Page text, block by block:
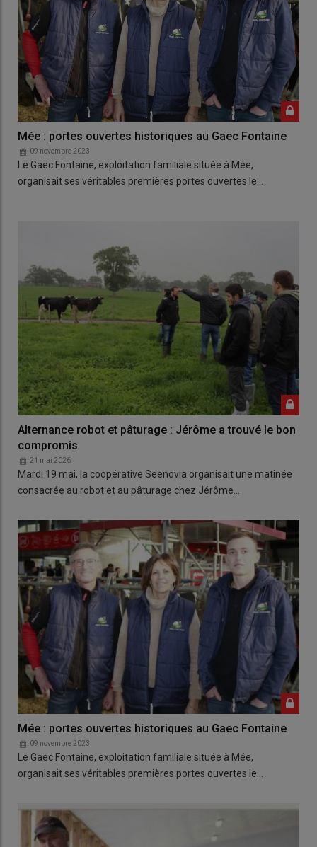
Mée : portes ouvertes historiques au Gaec Fontaine
09 novembre 2023
Le Gaec Fontaine, exploitation familiale située à Mée,
organisait ses véritables premières portes ouvertes le…
Alternance robot et pâturage : Jérôme a trouvé le bon
compromis
21 mai 2026
Mardi 19 mai, la coopérative Seenovia organisait une matinée
consacrée au robot et au pâturage chez Jérôme…
Mée : portes ouvertes historiques au Gaec Fontaine
09 novembre 2023
Le Gaec Fontaine, exploitation familiale située à Mée,
organisait ses véritables premières portes ouvertes le…